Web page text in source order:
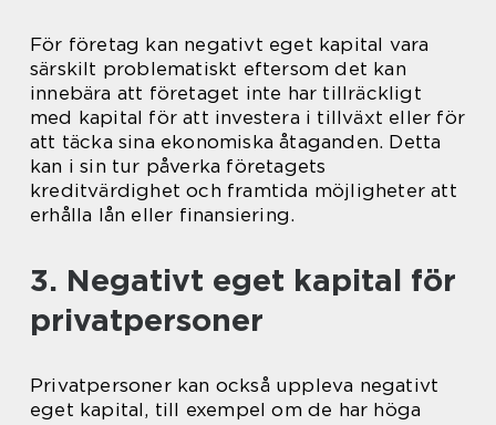
För företag kan negativt eget kapital vara
särskilt problematiskt eftersom det kan
innebära att företaget inte har tillräckligt
med kapital för att investera i tillväxt eller för
att täcka sina ekonomiska åtaganden. Detta
kan i sin tur påverka företagets
kreditvärdighet och framtida möjligheter att
erhålla lån eller finansiering.
3. Negativt eget kapital för
privatpersoner
Privatpersoner kan också uppleva negativt
eget kapital, till exempel om de har höga